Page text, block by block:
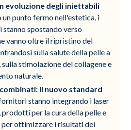
evoluzione degli iniettabili
un punto fermo nell'estetica, i
stanno spostando verso
vanno oltre il ripristino del
sulla salute della pelle a
stimolazione del collagene e
naturale.
il nuovo standard
stanno integrando i laser
per la cura della pelle e
ottimizzare i risultati dei